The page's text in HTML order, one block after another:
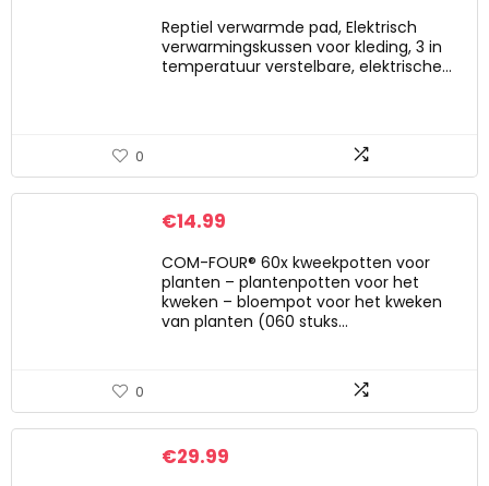
Reptiel verwarmde pad, Elektrisch
verwarmingskussen voor kleding, 3 in
temperatuur verstelbare, elektrische…
0
€14.99
COM-FOUR® 60x kweekpotten voor
planten – plantenpotten voor het
kweken – bloempot voor het kweken
van planten (060 stuks…
0
€29.99